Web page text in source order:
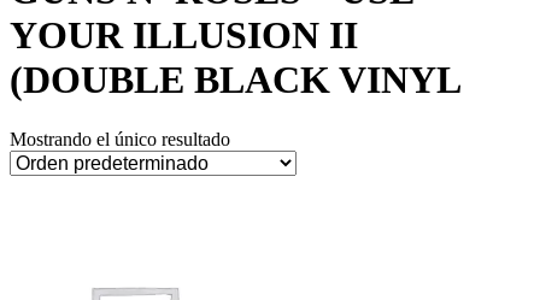
YOUR ILLUSION II
(DOUBLE BLACK VINYL
Mostrando el único resultado